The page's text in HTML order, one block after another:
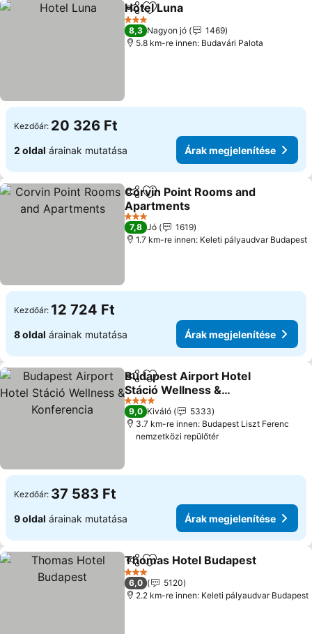
Megosztás
Hozzáadás a kedvencekhez
Hotel Luna
3 Kategória
8,3 Nagyon jó
1469
5.8 km-re innen: Budavári Palota
Kezdőár: 20 326 Ft
2 oldal árainak mutatása Árak megjelenítése
Megosztás
Hozzáadás a kedvencekhez
Corvin Point Rooms and
Apartments
3 Kategória
7,8 Jó
1619
1.7 km-re innen: Keleti pályaudvar Budapest
Kezdőár: 12 724 Ft
8 oldal árainak mutatása Árak megjelenítése
Megosztás
Hozzáadás a kedvencekhez
Budapest Airport Hotel
Stáció Wellness &
Konferencia
4 Kategória
9,0 Kiváló
5333
3.7 km-re innen: Budapest Liszt Ferenc
nemzetközi repülőtér
Kezdőár: 37 583 Ft
9 oldal árainak mutatása Árak megjelenítése
Megosztás
Hozzáadás a kedvencekhez
Thomas Hotel Budapest
3 Kategória
6,0
5120
2.2 km-re innen: Keleti pályaudvar Budapest